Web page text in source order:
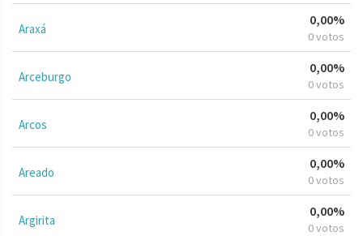
Araxá
0,00%
0 votos
Arceburgo
0,00%
0 votos
Arcos
0,00%
0 votos
Areado
0,00%
0 votos
Argirita
0,00%
0 votos